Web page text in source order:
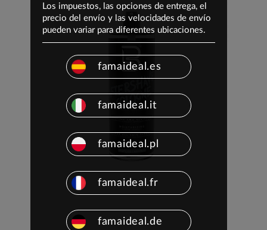
Los impuestos, las opciones de entrega, el
precio del envío y las velocidades de envío
pueden variar para diferentes ubicaciones.
famaideal.es
famaideal.it
famaideal.pl
famaideal.fr
famaideal.de